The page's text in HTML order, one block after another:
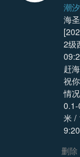
潮
海
2级
赶
祝你赶海愉
情
米 /
删除